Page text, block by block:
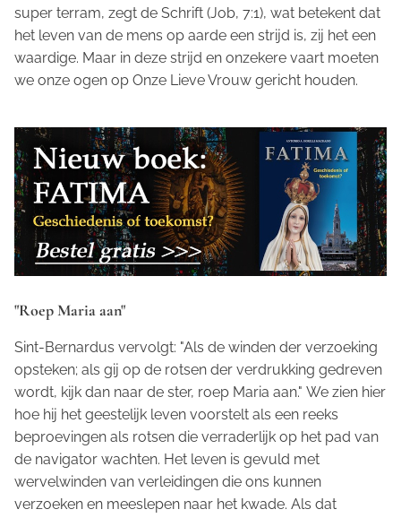
super terram, zegt de Schrift (Job, 7:1), wat betekent dat
het leven van de mens op aarde een strijd is, zij het een
waardige. Maar in deze strijd en onzekere vaart moeten
we onze ogen op Onze Lieve Vrouw gericht houden.
"Roep Maria aan"
Sint-Bernardus vervolgt: "Als de winden der verzoeking
opsteken; als gij op de rotsen der verdrukking gedreven
wordt, kijk dan naar de ster, roep Maria aan." We zien hier
hoe hij het geestelijk leven voorstelt als een reeks
beproevingen als rotsen die verraderlijk op het pad van
de navigator wachten. Het leven is gevuld met
wervelwinden van verleidingen die ons kunnen
verzoeken en meeslepen naar het kwade. Als dat